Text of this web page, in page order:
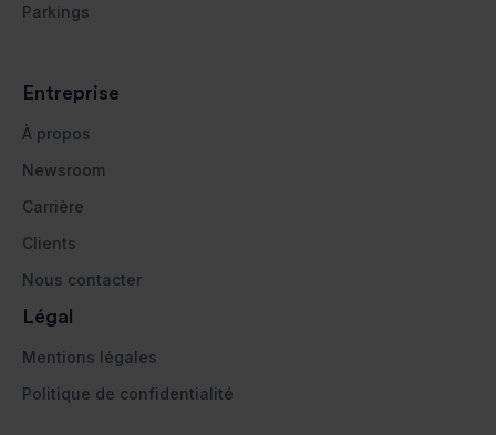
Parkings
Entreprise
À propos
Newsroom
Carrière
Clients
Nous contacter
Légal
Mentions légales
Politique de confidentialité